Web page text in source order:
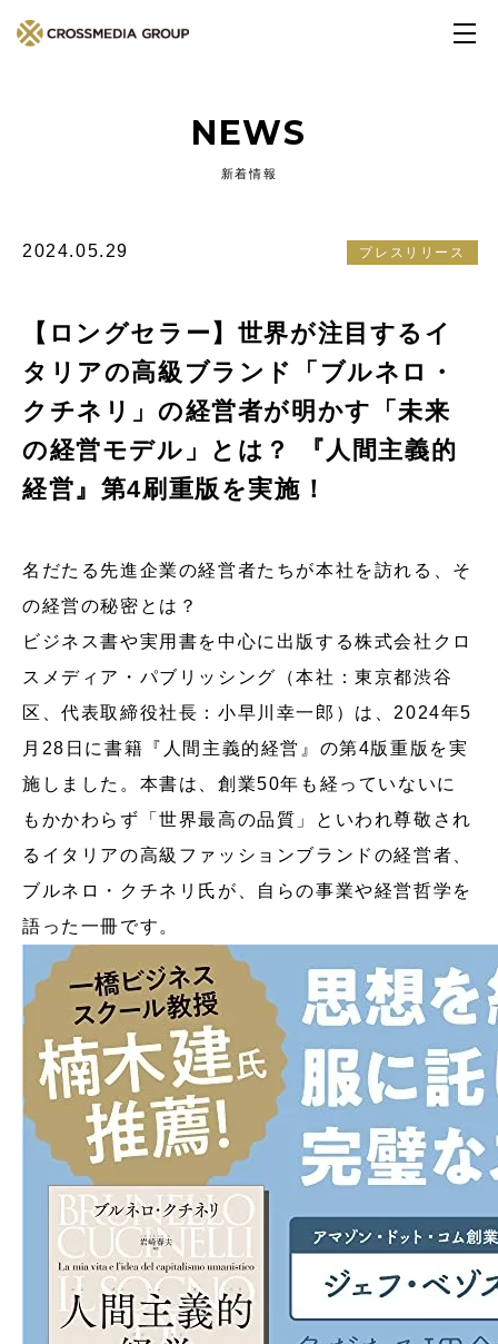
NEWS
新着情報
2024.05.29 プレスリリース
【ロングセラー】世界が注目するイ
タリアの高級ブランド「ブルネロ・
クチネリ」の経営者が明かす「未来
の経営モデル」とは？ 『人間主義的
経営』第4刷重版を実施！
名だたる先進企業の経営者たちが本社を訪れる、そ
の経営の秘密とは？
ビジネス書や実用書を中心に出版する株式会社クロ
スメディア・パブリッシング（本社：東京都渋谷
区、代表取締役社長：小早川幸一郎）は、2024年5
月28日に書籍『人間主義的経営』の第4版重版を実
施しました。本書は、創業50年も経っていないに
もかかわらず「世界最高の品質」といわれ尊敬され
るイタリアの高級ファッションブランドの経営者、
ブルネロ・クチネリ氏が、自らの事業や経営哲学を
語った一冊です。